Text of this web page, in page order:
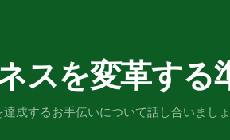
スを変革する
成するお手伝いについて話し合いまし